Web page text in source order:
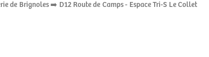
de Brignoles ➡️ D12 Route de Camps - Espace Tri-S Le Collet